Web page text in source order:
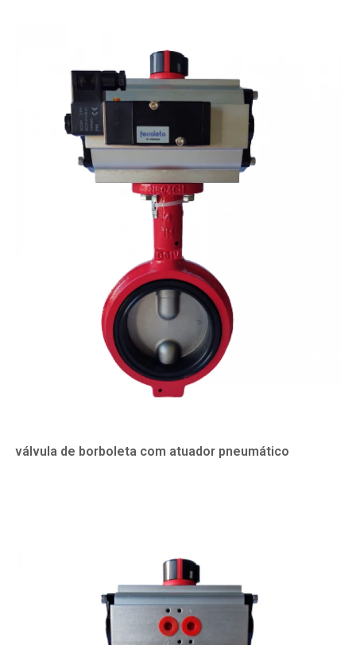
válvula de borboleta com atuador pneumático